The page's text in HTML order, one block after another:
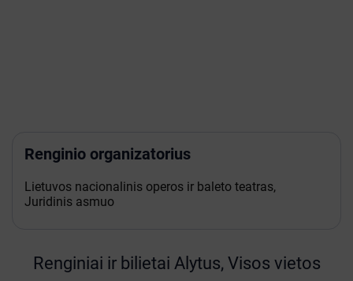
Renginio organizatorius
Lietuvos nacionalinis operos ir baleto teatras,
Juridinis asmuo
Renginiai ir bilietai Alytus, Visos vietos